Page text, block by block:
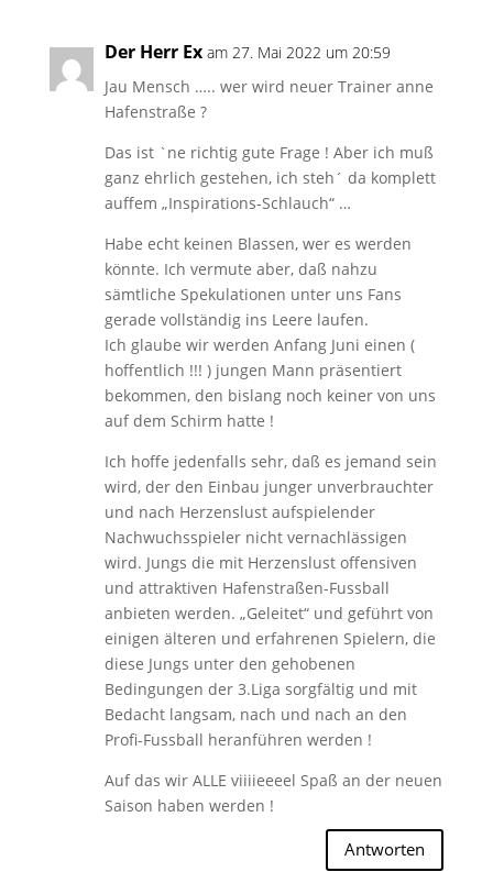
Der Herr Ex am 27. Mai 2022 um 20:59
Jau Mensch ….. wer wird neuer Trainer anne
Hafenstraße ?
Das ist `ne richtig gute Frage ! Aber ich muß
ganz ehrlich gestehen, ich steh´ da komplett
auffem „Inspirations-Schlauch“ …
Habe echt keinen Blassen, wer es werden
könnte. Ich vermute aber, daß nahzu
sämtliche Spekulationen unter uns Fans
gerade vollständig ins Leere laufen.
Ich glaube wir werden Anfang Juni einen (
hoffentlich !!! ) jungen Mann präsentiert
bekommen, den bislang noch keiner von uns
auf dem Schirm hatte !
Ich hoffe jedenfalls sehr, daß es jemand sein
wird, der den Einbau junger unverbrauchter
und nach Herzenslust aufspielender
Nachwuchsspieler nicht vernachlässigen
wird. Jungs die mit Herzenslust offensiven
und attraktiven Hafenstraßen-Fussball
anbieten werden. „Geleitet“ und geführt von
einigen älteren und erfahrenen Spielern, die
diese Jungs unter den gehobenen
Bedingungen der 3.Liga sorgfältig und mit
Bedacht langsam, nach und nach an den
Profi-Fussball heranführen werden !
Auf das wir ALLE viiiieeeel Spaß an der neuen
Saison haben werden !
Antworten